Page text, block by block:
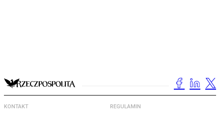
KONTAKT REGULAMIN